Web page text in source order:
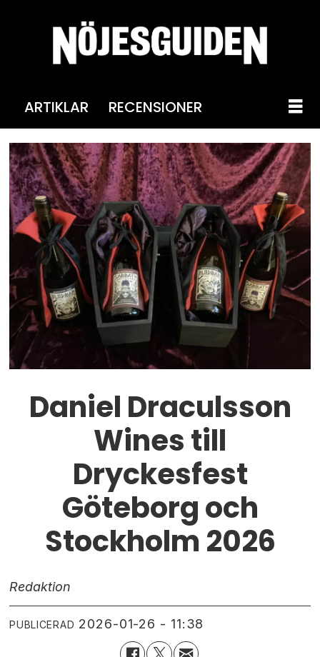
ARTIKLAR RECENSIONER
Daniel Draculsson
Wines till
Dryckesfest
Göteborg och
Stockholm 2026
Redaktion
PUBLICERAD 2026-01-26 - 11:38